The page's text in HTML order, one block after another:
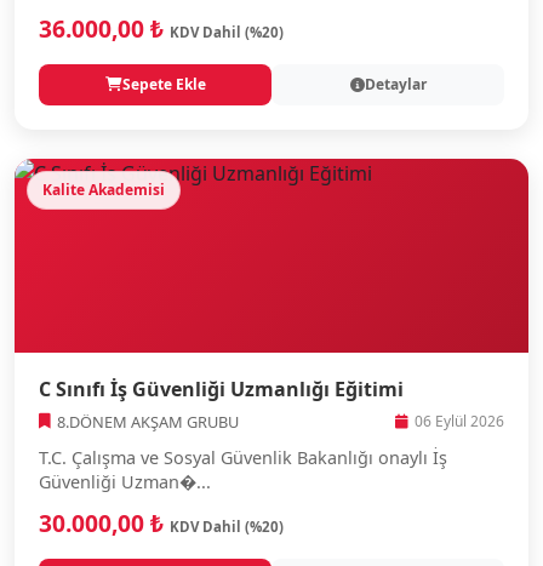
36.000,00 ₺ KDV Dahil (%20)
Sepete Ekle Detaylar
Kalite Akademisi
C Sınıfı İş Güvenliği Uzmanlığı Eğitimi
8.DÖNEM AKŞAM GRUBU 06 Eylül 2026
T.C. Çalışma ve Sosyal Güvenlik Bakanlığı onaylı İş
Güvenliği Uzman�...
30.000,00 ₺ KDV Dahil (%20)